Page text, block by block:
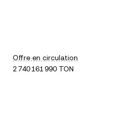
Offre en circulation
2 740 161 990 TON